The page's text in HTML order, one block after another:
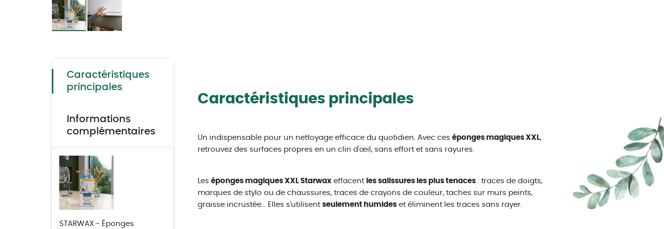
the
imagesCaractéristiques
principales
Informations
complémentaires
STARWAX - Éponges
Caractéristiques principales
Un indispensable pour un nettoyage efficace du quotidien. Avec ces éponges magiques XXL,
retrouvez des surfaces propres en un clin d'œil, sans effort et sans rayures.
Les éponges magiques XXL Starwaxeffacent les salissures les plus tenaces: traces de doigts,
marques de stylo ou de chaussures, traces de crayons de couleur, taches sur murs peints,
graisse incrustée... Elles s'utilisent seulement humideset éliminent les traces sans rayer.